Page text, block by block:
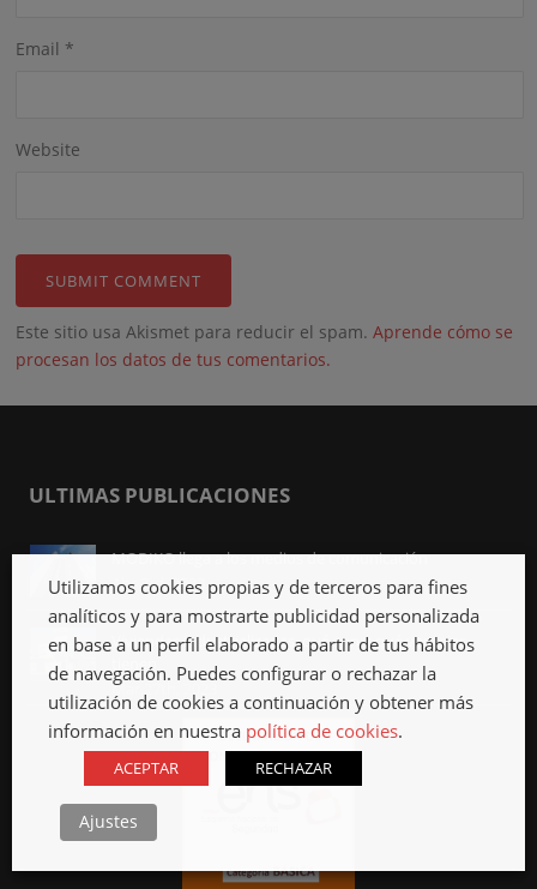
Email *
Website
Este sitio usa Akismet para reducir el spam.Aprende cómo se
procesan los datos de tus comentarios.
ULTIMAS PUBLICACIONES
MODIKO llega a los medios de comunicación
Abr 3rd, 2023
Viviendas industrializadas, qué son y qué ventajas
tienen
Mar 27th, 2023
Utilizamos cookies propias y de terceros para fines
analíticos y para mostrarte publicidad personalizada
en base a un perfil elaborado a partir de tus hábitos
de navegación. Puedes configurar o rechazar la
utilización de cookies a continuación y obtener más
información en nuestra política de cookies.
ACEPTAR RECHAZAR
Ajustes